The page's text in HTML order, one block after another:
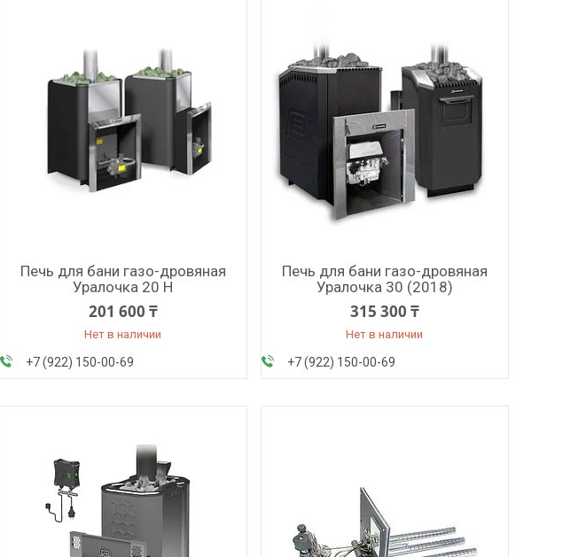
Печь для бани газо-дровяная
Уралочка 20 Н
201 600 ₸
Нет в наличии
+7 (922) 150-00-69
Печь для бани газо-дровяная
Уралочка 30 (2018)
315 300 ₸
Нет в наличии
+7 (922) 150-00-69